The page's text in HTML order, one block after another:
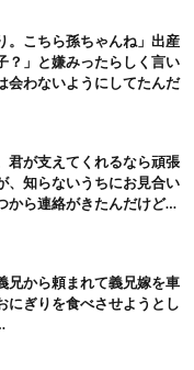
たい女の子ｗｗｗｗｗ
。こちら孫ちゃんね」出産
？」と嫌みったらしく言い
会わないようにしてたんだ
君が支えてくれるなら頑張
、知らないうちにお見合い
から連絡がきたんだけど…
兄から頼まれて義兄嫁を車
にぎりを食べさせようとし